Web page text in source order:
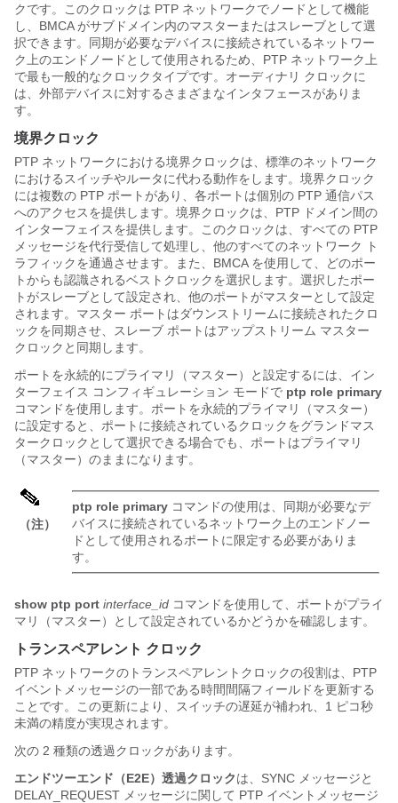
クです。このクロックは PTP ネットワークでノードとして機能
し、BMCA がサブドメイン内のマスターまたはスレーブとして選
択できます。同期が必要なデバイスに接続されているネットワー
ク上のエンドノードとして使用されるため、PTP ネットワーク上
で最も一般的なクロックタイプです。オーディナリ クロックに
は、外部デバイスに対するさまざまなインタフェースがありま
す。
境界クロック
PTP ネットワークにおける境界クロックは、標準のネットワーク
におけるスイッチやルータに代わる動作をします。境界クロック
には複数の PTP ポートがあり、各ポートは個別の PTP 通信パス
へのアクセスを提供します。境界クロックは、PTP ドメイン間の
インターフェイスを提供します。このクロックは、すべての PTP
メッセージを代行受信して処理し、他のすべてのネットワーク ト
ラフィックを通過させます。また、BMCA を使用して、どのポー
トからも認識されるベストクロックを選択します。選択したポー
トがスレーブとして設定され、他のポートがマスターとして設定
されます。マスター ポートはダウンストリームに接続されたクロ
ックを同期させ、スレーブ ポートはアップストリーム マスター
クロックと同期します。
ポートを永続的にプライマリ（マスター）と設定するには、イン
ターフェイス コンフィギュレーション モードで ptp role primary
コマンドを使用します。ポートを永続的プライマリ（マスター）
に設定すると、ポートに接続されているクロックをグランドマス
タークロックとして選択できる場合でも、ポートはプライマリ
（マスター）のままになります。
（注）
ptp role primary コマンドの使用は、同期が必要なデ
バイスに接続されているネットワーク上のエンドノー
ドとして使用されるポートに限定する必要がありま
す。
show ptp port interface_id コマンドを使用して、ポートがプライ
マリ（マスター）として設定されているかどうかを確認します。
トランスペアレント クロック
PTP ネットワークのトランスペアレントクロックの役割は、PTP
イベントメッセージの一部である時間間隔フィールドを更新する
ことです。この更新により、スイッチの遅延が補われ、1 ピコ秒
未満の精度が実現されます。
次の 2 種類の透過クロックがあります。
エンドツーエンド（E2E）透過クロックは、SYNC メッセージと
DELAY_REQUEST メッセージに関して PTP イベントメッセージ